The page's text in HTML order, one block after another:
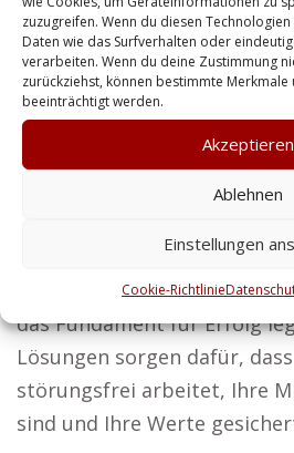
zuzugreifen. Wenn du diesen
Daten wie das Surfverhalten oder
verarbeiten. Wenn du deine Zustimmung
zurückziehst, können bestimmte Merkmale
beeinträchtigt werden.
Akzeptieren
Ablehnen
Einstellungen
Cookie-Richtlinie
der Nähe von
Janette aus Baesweiler
Unsere Vision sind
Sicherheit schaffen und
Ob Sie persönlichen Schutz
Dienstleistungen sind auch
maßgeschneidert. Wir
das Fundament für Erfolg
Lösungen sorgen dafür,
störungsfrei arbeitet, Ihre
sind und Ihre Werte